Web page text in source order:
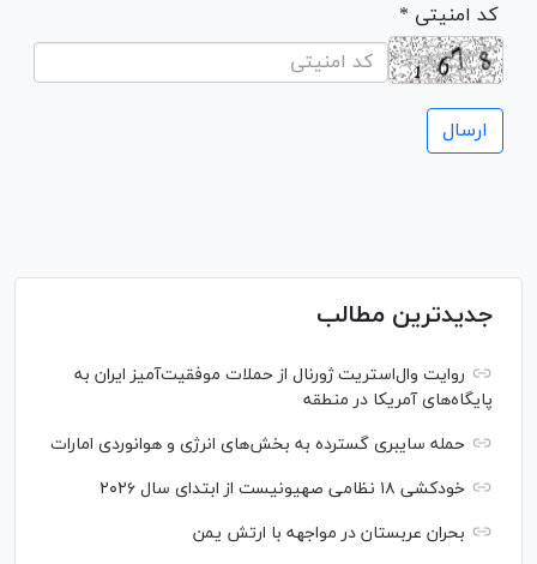
* کد امنیتی
جدیدترین مطالب
روایت وال‌استریت ژورنال از حملات موفقیت‌آمیز ایران به
پایگاه‌های آمریکا در منطقه
حمله سایبری گسترده به بخش‌های انرژی و هوانوردی امارات
خودکشی ۱۸ نظامی صهیونیست از ابتدای سال ۲۰۲۶
بحران عربستان در مواجهه با ارتش یمن